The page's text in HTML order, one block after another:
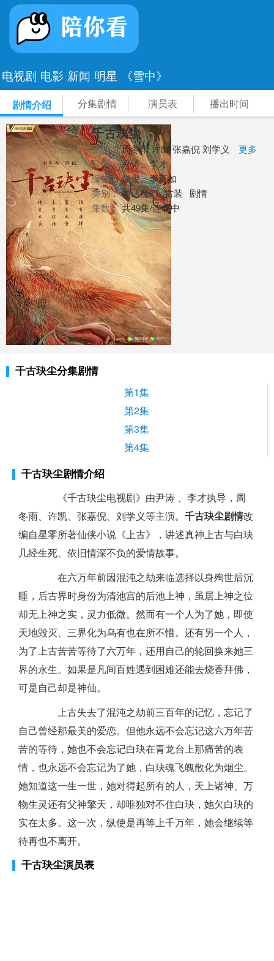
电视剧 电影 新闻 明星 《雪中》
剧情介绍 分集剧情 演员表 播出时间
千古玦尘
主演：周冬雨 许凯 张嘉倪 刘学义
更多
导演：尹涛、李才
编剧：饶俊、李真如
类别：神话魔幻 古装 剧情
集数：共49集/连载中
千古玦尘分集剧情
第1集
第2集
第3集
第4集
千古玦尘剧情介绍
《千古玦尘电视剧》由尹涛 、李才执导，周
冬雨、许凯、张嘉倪、刘学义等主演。千古玦尘剧情改
编自星零所著仙侠小说《上古》，讲述真神上古与白玦
几经生死、依旧情深不负的爱情故事。
在六万年前因混沌之劫来临选择以身殉世后沉
睡，后古界时身份为清池宫的后池上神，虽居上神之位
却无上神之实，灵力低微。然而有一个人为了她，即使
天地毁灭、三界化为乌有也在所不惜。还有另一个人，
为了上古苦苦等待了六万年，还用自己的轮回换来她三
界的永生。如果是凡间百姓遇到困难还能去烧香拜佛，
可是自己却是神仙。
上古失去了混沌之劫前三百年的记忆，忘记了
自己曾经那最美的爱恋。但他永远不会忘记这六万年苦
苦的等待，她也不会忘记白玦在青龙台上那痛苦的表
情，也永远不会忘记为了她，白玦魂飞魄散化为烟尘。
她知道这一生一世，她对得起所有的人，天上诸神、万
物生灵还有父神擎天，却唯独对不住白玦，她欠白玦的
实在太多。这一次，纵使是再等上千万年，她会继续等
待再也不离开。
千古玦尘演员表